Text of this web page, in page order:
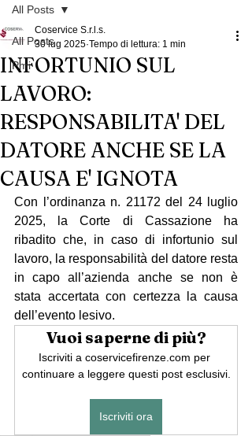
All Posts
Pmi
All Posts
INFORTUNIO SUL
LAVORO:
RESPONSABILITA' DEL
DATORE ANCHE SE LA
CAUSA E' IGNOTA
Coservice S.r.l.s.
30 lug 2025 Tempo di lettura: 1 min
Con l’ordinanza n. 21172 del 24 luglio
2025, la Corte di Cassazione ha
ribadito che, in caso di infortunio sul
lavoro, la responsabilità del datore resta
in capo all’azienda anche se non è
stata accertata con certezza la causa
dell’evento lesivo.
Vuoi saperne di più?
Iscriviti a coservicefirenze.com per
continuare a leggere questi post esclusivi.
Iscriviti ora